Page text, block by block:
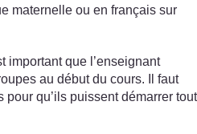
maternelle ou en français sur
important que l’enseignant
au début du cours. Il faut
pour qu’ils puissent démarrer tout